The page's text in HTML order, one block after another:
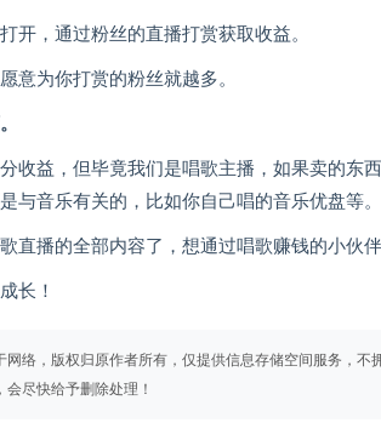
开，通过粉丝的直播打赏获取收益。
意为你打赏的粉丝就越多。
收益，但毕竟我们是唱歌主播，如果卖的东
与音乐有关的，比如你自己唱的音乐优盘等。
直播的全部内容了，想通过唱歌赚钱的小伙
长！
网络，版权归原作者所有，仅提供信息存储空间服务，不
尽快给予删除处理！